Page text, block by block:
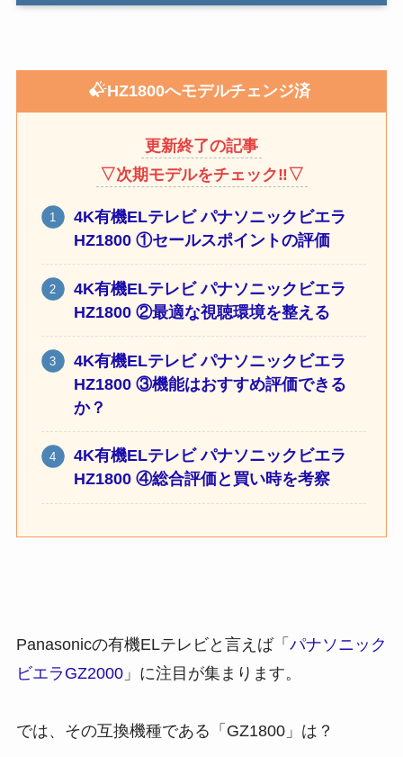
HZ1800へモデルチェンジ済
更新終了の記事
▽次期モデルをチェック‼︎▽
4K有機ELテレビ パナソニックビエラ
HZ1800 ①セールスポイントの評価
4K有機ELテレビ パナソニックビエラ
HZ1800 ②最適な視聴環境を整える
4K有機ELテレビ パナソニックビエラ
HZ1800 ③機能はおすすめ評価できる
か？
4K有機ELテレビ パナソニックビエラ
HZ1800 ④総合評価と買い時を考察
Panasonicの有機ELテレビと言えば「 パナソニック
ビエラGZ2000」に注目が集まります。
では、その互換機種である「GZ1800」は？